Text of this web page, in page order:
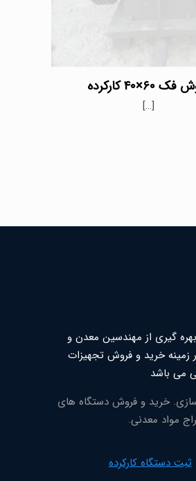
۶۰×۴۰ کارکرده
[…]
بهره گیری از مهندسین معدن و
زمینه خرید و فروش تجهیزات
می باشد
خرید و فروش دستگاه های
مواد معدنی.
ثبت دستگاه کارکرده